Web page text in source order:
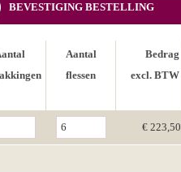
BEVESTIGING BESTELLING
Aantal
flessen
Bedrag
excl. BTW
€ 223,50